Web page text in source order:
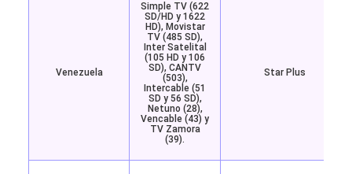
Venezuela
Simple TV (622
SD/HD y 1622
HD), Movistar
TV (485 SD),
Inter Satelital
(105 HD y 106
SD), CANTV
(503),
Intercable (51
SD y 56 SD),
Netuno (28),
Vencable (43) y
TV Zamora
(39).
Star Plus